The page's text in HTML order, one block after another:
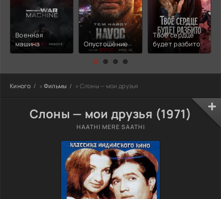
Военная
машина
Опустошение
Твоё сердце
будет разбито
Киного » Фильмы » Слоны — мои друзья
Слоны — мои друзья (1971)
HAATHI MERE SAATHI